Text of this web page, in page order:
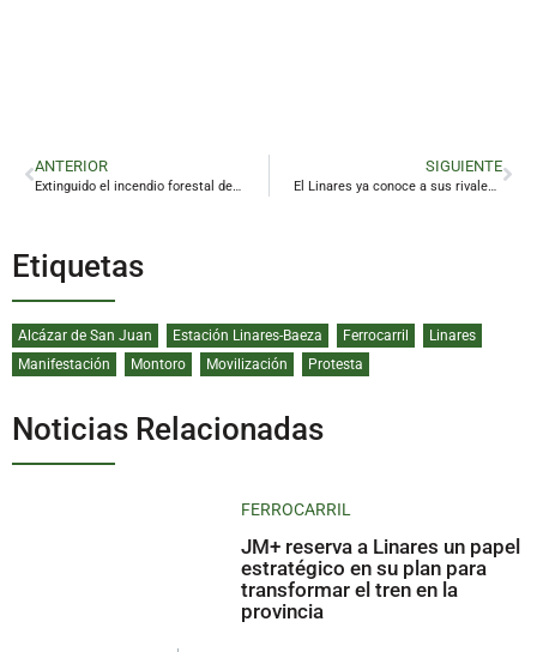
ANTERIOR
Extinguido el incendio forestal declarado el sábado en La Carolina
SIGUIENTE
El Linares ya conoce a sus rivales andaluces de Segunda Federación
Etiquetas
Alcázar de San Juan Estación Linares-Baeza Ferrocarril
Linares
Manifestación
Montoro Movilización Protesta
Noticias Relacionadas
FERROCARRIL
JM+ reserva a Linares un papel
estratégico en su plan para
transformar el tren en la
provincia